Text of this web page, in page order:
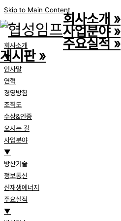
Skip to Main Content
회사소개
▼
인사말
연혁
경영방침
조직도
수상&인증
오시는 길
사업분야
▼
방산기술
정보통신
신재생에너지
주요실적
▼
회사소개 »
사업분야»
주요실적»
게시판»